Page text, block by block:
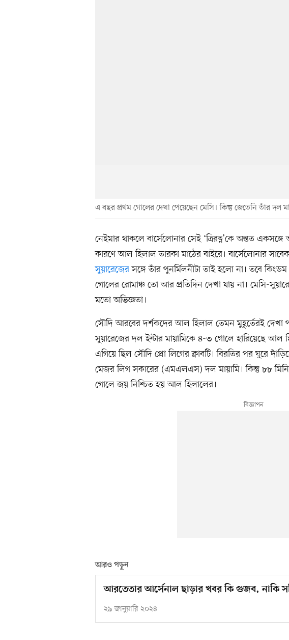
এ বছর প্রথম গোলের দেখা পেয়েছেন মেসি। কিন্তু জেতেনি তাঁর দল
নেইমার থাকলে বার্সেলোনার সেই ‘ত্রিরত্ন’কে অন্তত
কারণে আল হিলাল তারকা মাঠের বাইরে। বার্সেলোনার
সুয়ারেজেরসঙ্গে তাঁর পুনর্মিলনীটা তাই হলো না। তবে
গোলের রোমাঞ্চ তো আর প্রতিদিন দেখা যায় না। মেসি-
মতো অভিজ্ঞতা।
সৌদি আরবের দর্শকদের আল হিলাল তেমন মুহূর্তেরই দেখা
সুয়ারেজের দল ইন্টার মায়ামিকে ৪-৩ গোলে হারিয়েছে আল
এগিয়ে ছিল সৌদি প্রো লিগের ক্লাবটি। বিরতির পর ঘুরে
মেজর লিগ সকারের (এমএলএস) দল মায়ামি। কিন্তু ৮৮
গোলে জয় নিশ্চিত হয় আল হিলালের।
আরও পড়ুন
আরতেতার আর্সেনাল ছাড়ার খবর কি গুজব, নাকি
২৯ জানুয়ারি ২০২৪